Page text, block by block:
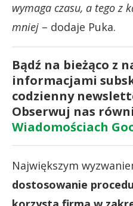
wymaga czasu, a tego z
mniej – dodaje Puka.
Bądź na bieżąco z
informacjami
codzienny
Obserwuj nas
Wiadomościach
Największym
dostosowanie